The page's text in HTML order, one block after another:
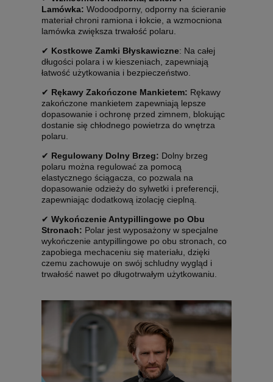
Lamówka: Wodoodporny, odporny na ścieranie
materiał chroni ramiona i łokcie, a wzmocniona
lamówka zwiększa trwałość polaru.
✔ Kostkowe Zamki Błyskawiczne: Na całej
długości polara i w kieszeniach, zapewniają
łatwość użytkowania i bezpieczeństwo.
✔ Rękawy Zakończone Mankietem: Rękawy
zakończone mankietem zapewniają lepsze
dopasowanie i ochronę przed zimnem, blokując
dostanie się chłodnego powietrza do wnętrza
polaru.
✔ Regulowany Dolny Brzeg: Dolny brzeg
polaru można regulować za pomocą
elastycznego ściągacza, co pozwala na
dopasowanie odzieży do sylwetki i preferencji,
zapewniając dodatkową izolację cieplną.
✔ Wykończenie Antypillingowe po Obu
Stronach: Polar jest wyposażony w specjalne
wykończenie antypillingowe po obu stronach, co
zapobiega mechaceniu się materiału, dzięki
czemu zachowuje on swój schludny wygląd i
trwałość nawet po długotrwałym użytkowaniu.